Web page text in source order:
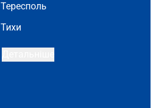
Тересполь
Тихи